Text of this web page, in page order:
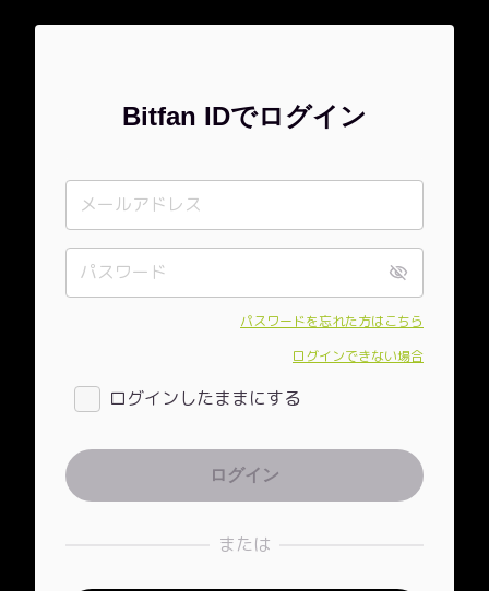
Bitfan IDでログイン
パスワードを忘れた方はこちら
ログインできない場合
ログインしたままにする
または